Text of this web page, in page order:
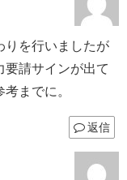
りを行いましたが
要請サインが出て
までに。
返信